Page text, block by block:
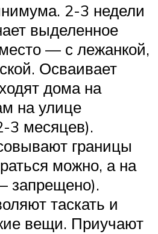
2-3 недели
выделенное
— с лежанкой,
Осваивает
дома на
на улице
3 месяцев).
границы
можно, а на
запрещено).
таскать и
вещи. Приучают